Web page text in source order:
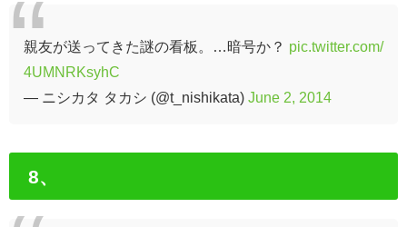
親友が送ってきた謎の看板。…暗号か？ pic.twitter.com/
4UMNRKsyhC
— ニシカタ タカシ (@t_nishikata) June 2, 2014
8、